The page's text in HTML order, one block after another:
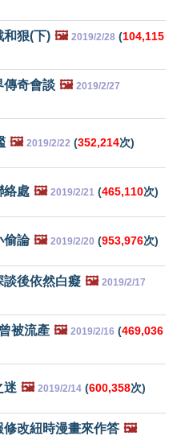
和狠(下) 🖼️ 2019/2/28 (104,115
傳奇會談 🖼️ 2019/2/27
🖼️ 2019/2/22 (352,214次)
絡處 🖼️ 2019/2/21 (465,110次)
偷論 🖼️ 2019/2/20 (953,976次)
談後依然白癡 🖼️ 2019/2/17
被流產 🖼️ 2019/2/16 (469,036
迷 🖼️ 2019/2/14 (600,358次)
改紐時漫畫來作答 🖼️